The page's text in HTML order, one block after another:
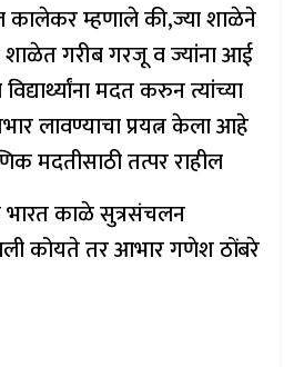
कालेकर म्हणाले की,ज्या शाळेने
गरीब गरजू व ज्यांना आई
मदत करुन त्यांच्या
लावण्याचा प्रयत्न केला आहे
मदतीसाठी तत्पर राहील
भारत काळे सुत्रसंचलन
कोयते तर आभार गणेश ठोंबरे